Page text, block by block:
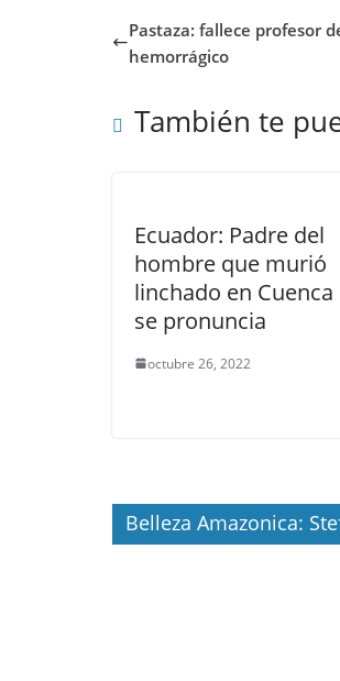
Pastaza: fallece profesor
hemorrágico
También te
Ecuador: Padre del
hombre que murió
linchado en Cuenca
se pronuncia
octubre 26, 2022
Belleza Amazonica: